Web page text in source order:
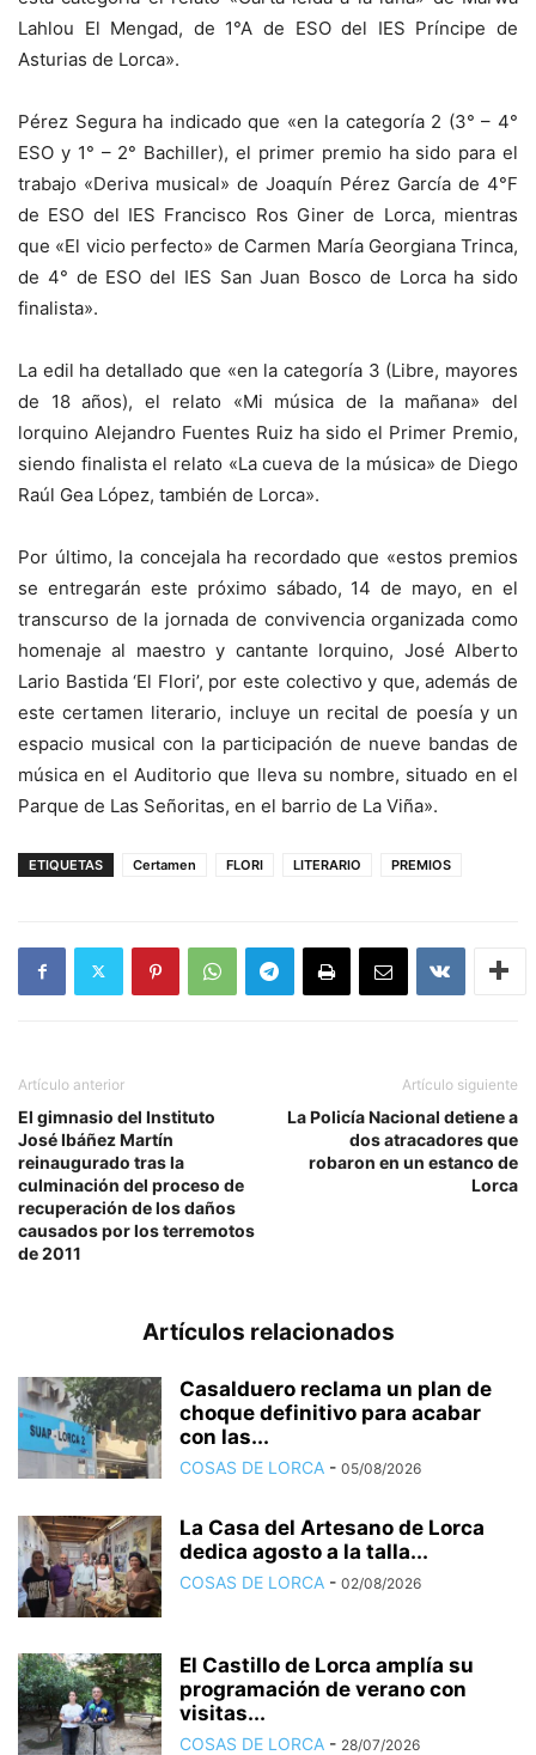
Lahlou El Mengad, de 1°A de ESO del IES Príncipe de
Asturias de Lorca».
Pérez Segura ha indicado que «en la categoría 2 (3° – 4°
ESO y 1° – 2° Bachiller), el primer premio ha sido para el
trabajo «Deriva musical» de Joaquín Pérez García de 4°F
de ESO del IES Francisco Ros Giner de Lorca, mientras
que «El vicio perfecto» de Carmen María Georgiana Trinca,
de 4° de ESO del IES San Juan Bosco de Lorca ha sido
finalista».
La edil ha detallado que «en la categoría 3 (Libre, mayores
de 18 años), el relato «Mi música de la mañana» del
lorquino Alejandro Fuentes Ruiz ha sido el Primer Premio,
siendo finalista el relato «La cueva de la música» de Diego
Raúl Gea López, también de Lorca».
Por último, la concejala ha recordado que «estos premios
se entregarán este próximo sábado, 14 de mayo, en el
transcurso de la jornada de convivencia organizada como
homenaje al maestro y cantante lorquino, José Alberto
Lario Bastida ‘El Flori’, por este colectivo y que, además de
este certamen literario, incluye un recital de poesía y un
espacio musical con la participación de nueve bandas de
música en el Auditorio que lleva su nombre, situado en el
Parque de Las Señoritas, en el barrio de La Viña».
ETIQUETAS Certamen FLORI LITERARIO PREMIOS
Artículo anterior
El gimnasio del Instituto
José Ibáñez Martín
reinaugurado tras la
culminación del proceso de
recuperación de los daños
causados por los terremotos
de 2011
Artículo siguiente
La Policía Nacional detiene a
dos atracadores que
robaron en un estanco de
Lorca
Artículos relacionados
Casalduero reclama un plan de
choque definitivo para acabar
con las...
COSAS DE LORCA - 05/08/2026
La Casa del Artesano de Lorca
dedica agosto a la talla...
COSAS DE LORCA - 02/08/2026
El Castillo de Lorca amplía su
programación de verano con
visitas...
COSAS DE LORCA - 28/07/2026